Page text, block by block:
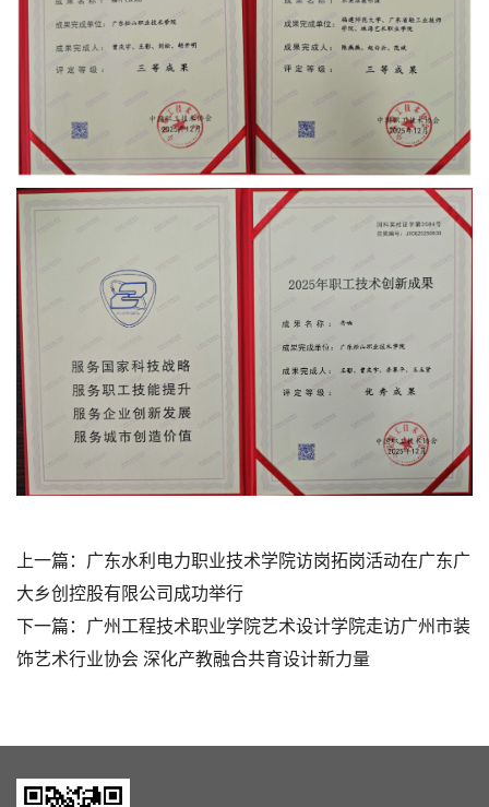
上一篇： 广东水利电力职业技术学院访岗拓岗活动在广东广
大乡创控股有限公司成功举行
下一篇： 广州工程技术职业学院艺术设计学院走访广州市装
饰艺术行业协会 深化产教融合共育设计新力量